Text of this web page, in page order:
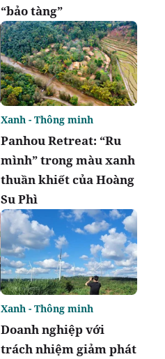
“bảo tàng”
Panhou Retreat: “Ru
mình” trong màu xanh
thuần khiết của Hoàng
Su Phì
Xanh - Thông minh
Doanh nghiệp với
trách nhiệm giảm phát
Xanh - Thông minh